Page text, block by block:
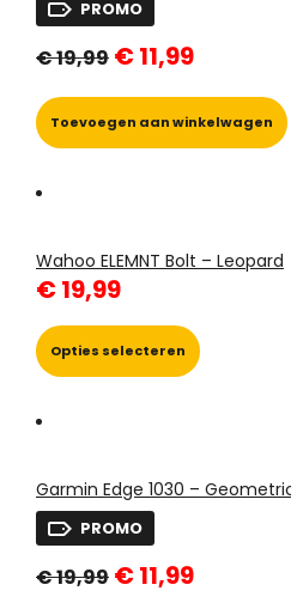
PROMO
€19,99 prijs
€ 19,99.
€11,99prijs
€ 11,99.
Toevoegen aan winkelwagen
Wahoo ELEMNT Bolt – Leopard
€19,99
Opties selecteren
product
kan
Garmin Edge 1030 –
PROMO
€19,99 prijs
€11,99prijs